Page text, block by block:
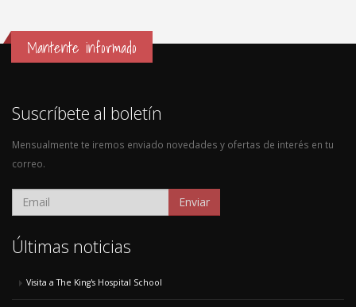
Mantente informado
Suscríbete al boletín
Mensualmente te iremos enviado novedades y ofertas de interés en tu
correo.
Enviar
Últimas noticias
Visita a The King's Hospital School